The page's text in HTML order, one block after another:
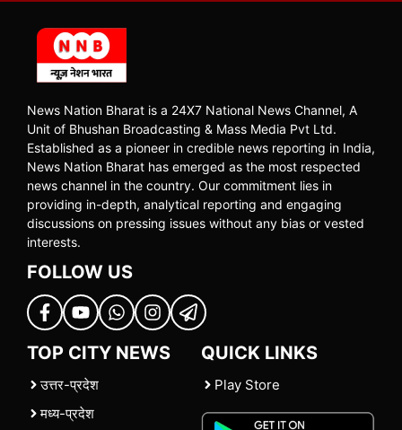
News Nation Bharat is a 24X7 National News Channel, A
Unit of Bhushan Broadcasting & Mass Media Pvt Ltd.
Established as a pioneer in credible news reporting in India,
News Nation Bharat has emerged as the most respected
news channel in the country. Our commitment lies in
providing in-depth, analytical reporting and engaging
discussions on pressing issues without any bias or vested
interests.
FOLLOW US
TOP CITY NEWS
उत्तर-प्रदेश
मध्य-प्रदेश
QUICK LINKS
Play Store